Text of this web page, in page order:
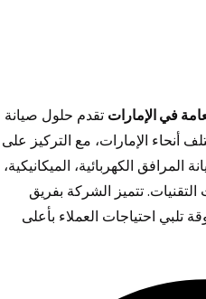
في الإمارات تقدم حلول صيانة
أنحاء الإمارات، مع التركيز على
الكهربائية، الميكانيكية،
تتميز الشركة بفريق
احتياجات العملاء بأعلى